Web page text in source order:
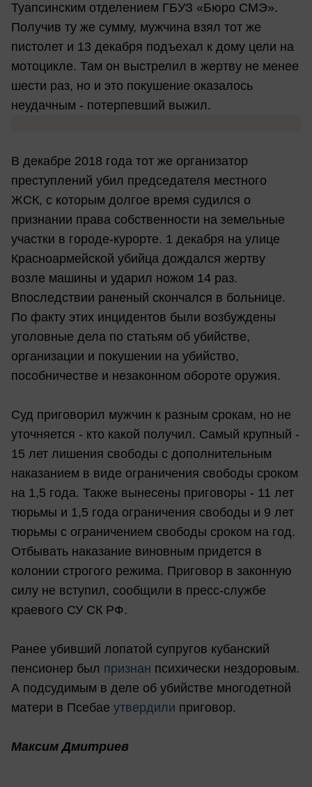
Туапсинским отделением ГБУЗ «Бюро СМЭ».
Получив ту же сумму, мужчина взял тот же
пистолет и 13 декабря подъехал к дому цели на
мотоцикле. Там он выстрелил в жертву не менее
шести раз, но и это покушение оказалось
неудачным - потерпевший выжил.
В декабре 2018 года тот же организатор
преступлений убил председателя местного
ЖСК, с которым долгое время судился о
признании права собственности на земельные
участки в городе-курорте. 1 декабря на улице
Красноармейской убийца дождался жертву
возле машины и ударил ножом 14 раз.
Впоследствии раненый скончался в больнице.
По факту этих инцидентов были возбуждены
уголовные дела по статьям об убийстве,
организации и покушении на убийство,
пособничестве и незаконном обороте оружия.
Суд приговорил мужчин к разным срокам, но не
уточняется - кто какой получил. Самый крупный -
15 лет лишения свободы с дополнительным
наказанием в виде ограничения свободы сроком
на 1,5 года. Также вынесены приговоры - 11 лет
тюрьмы и 1,5 года ограничения свободы и 9 лет
тюрьмы с ограничением свободы сроком на год.
Отбывать наказание виновным придется в
колонии строгого режима. Приговор в законную
силу не вступил, сообщили в пресс-службе
краевого СУ СК РФ.
Ранее убивший лопатой супругов кубанский
пенсионер был признан психически нездоровым.
А подсудимым в деле об убийстве многодетной
матери в Псебае утвердили приговор.
Максим Дмитриев